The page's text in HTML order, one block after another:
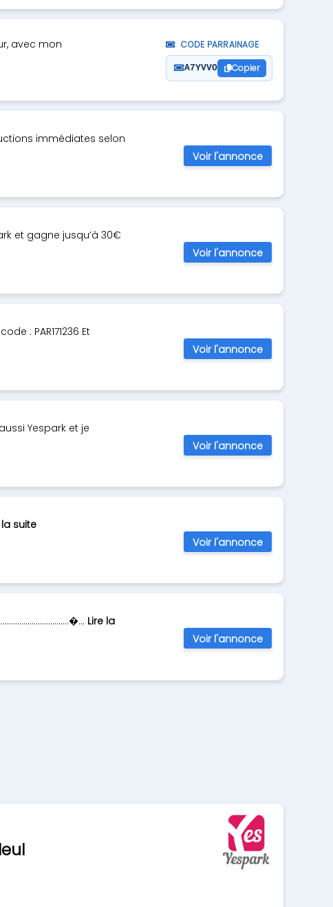
avec mon
CODE PARRAINAGE
A7YVVO Copier
immédiates selon
Voir l'annonce
et gagne jusqu’à 30€
Voir l'annonce
: PAR171236 Et
Voir l'annonce
Yespark et je
Voir l'annonce
la suite
Voir l'annonce
Lire la
Voir l'annonce